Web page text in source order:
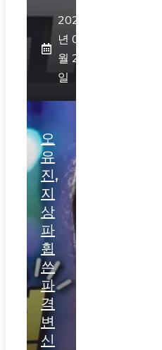
2026
년 07
월 29
일
오
유
진,
지
상
파
휩
쓴
파
격
변
신